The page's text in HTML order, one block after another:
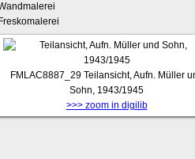
Freskomalerei
FMLAC8887_29 Teilansicht, Aufn. Müller
Sohn, 1943/1945
>>> zoom in digilib